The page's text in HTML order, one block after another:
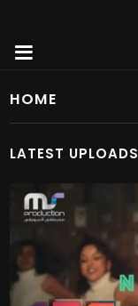
HOME
LATEST UPLOADS